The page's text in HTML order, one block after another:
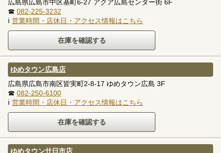
広島県広島市中区基町6-27 アクア広島センター街 6F
☎ 082-225-3232
ℹ 営業時間・店休日・アクセス情報はこちら
ゆめタウン広島店
広島県広島市南区皆実町2-8-17 ゆめタウン広島 3F
☎ 082-250-6100
ℹ 営業時間・店休日・アクセス情報はこちら
ゆめタウン廿日市店